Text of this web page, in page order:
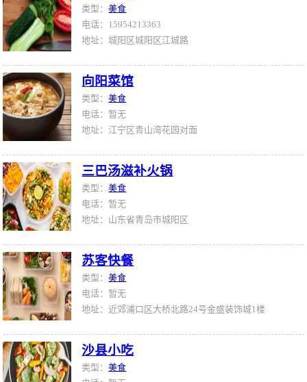
类型：美食
电话：15954213363
地址：城阳区城阳区江城路
向阳菜馆
类型：美食
电话：暂无
地址：江宁区青山湾花园对面
三巴汤滋补火锅
类型：美食
电话：暂无
地址：山东省青岛市城阳区
苏客快餐
类型：美食
电话：暂无
地址：近郊浦口区大桥北路24号金盛装饰城1楼
沙县小吃
类型：美食